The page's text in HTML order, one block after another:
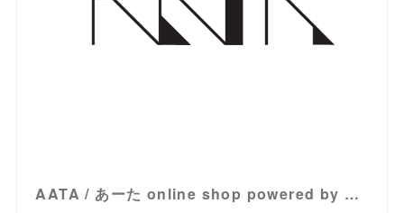
AATA / あーた online shop powered by BASE